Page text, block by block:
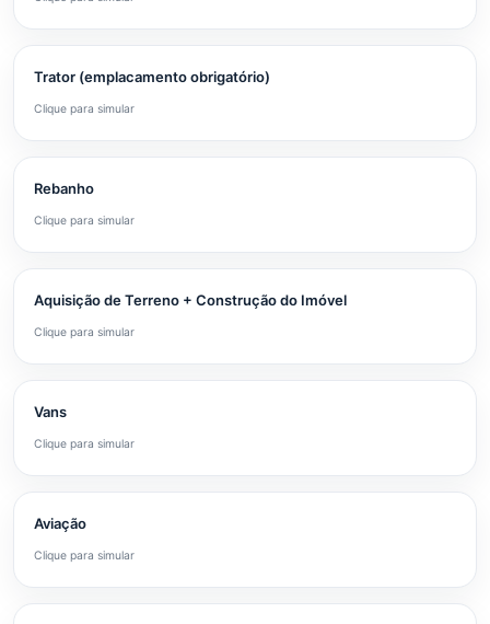
Trator (emplacamento obrigatório)
Clique para simular
Rebanho
Clique para simular
Aquisição de Terreno + Construção do Imóvel
Clique para simular
Vans
Clique para simular
Aviação
Clique para simular